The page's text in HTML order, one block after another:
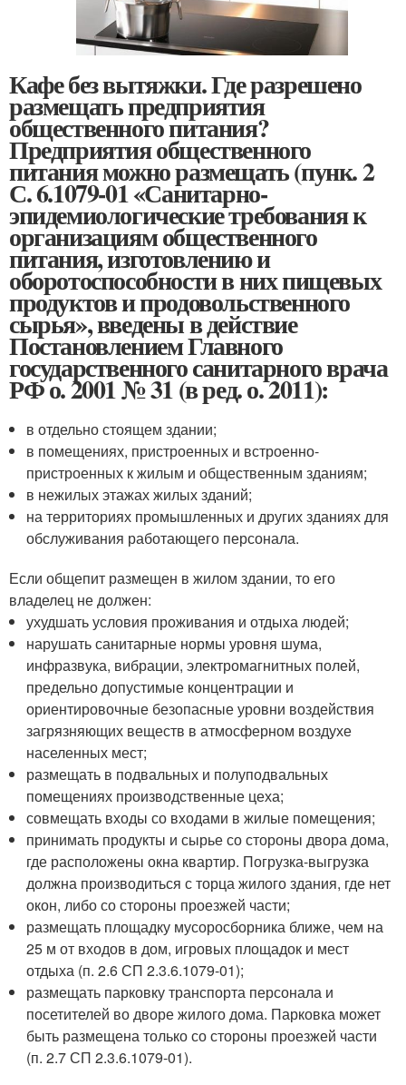
Кафе без вытяжки. Где разрешено
размещать предприятия
общественного питания?
Предприятия общественного
питания можно размещать (пунк. 2
С. 6.1079-01 «Санитарно-
эпидемиологические требования к
организациям общественного
питания, изготовлению и
оборотоспособности в них пищевых
продуктов и продовольственного
сырья», введены в действие
Постановлением Главного
государственного санитарного врача
РФ о. 2001 № 31 (в ред. о. 2011):
в отдельно стоящем здании;
в помещениях, пристроенных и встроенно-
пристроенных к жилым и общественным зданиям;
в нежилых этажах жилых зданий;
на территориях промышленных и других зданиях для
обслуживания работающего персонала.
Если общепит размещен в жилом здании, то его
владелец не должен:
ухудшать условия проживания и отдыха людей;
нарушать санитарные нормы уровня шума,
инфразвука, вибрации, электромагнитных полей,
предельно допустимые концентрации и
ориентировочные безопасные уровни воздействия
загрязняющих веществ в атмосферном воздухе
населенных мест;
размещать в подвальных и полуподвальных
помещениях производственные цеха;
совмещать входы со входами в жилые помещения;
принимать продукты и сырье со стороны двора дома,
где расположены окна квартир. Погрузка-выгрузка
должна производиться с торца жилого здания, где нет
окон, либо со стороны проезжей части;
размещать площадку мусоросборника ближе, чем на
25 м от входов в дом, игровых площадок и мест
отдыха (п. 2.6 СП 2.3.6.1079-01);
размещать парковку транспорта персонала и
посетителей во дворе жилого дома. Парковка может
быть размещена только со стороны проезжей части
(п. 2.7 СП 2.3.6.1079-01).